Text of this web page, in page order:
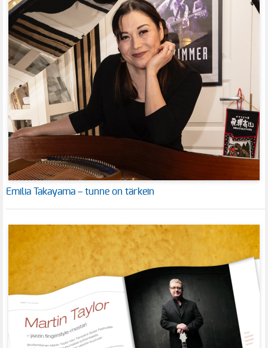
Emilia Takayama – tunne on tärkein